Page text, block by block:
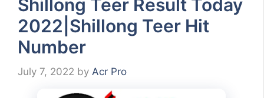
Shillong Teer Result Today
2022|Shillong Teer Hit
Number
July 7, 2022 by Acr Pro